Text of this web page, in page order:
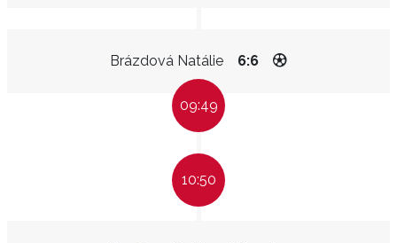
Brázdová Natálie 6:6
09:49
10:50